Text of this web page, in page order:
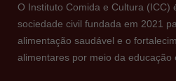
O Instituto Comida e Cultura (ICC)
sociedade civil fundada em 2021
alimentação saudável e o
alimentares por meio da educação